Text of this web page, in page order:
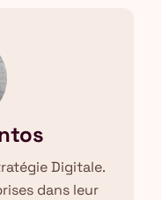
Digitale.
dans leur